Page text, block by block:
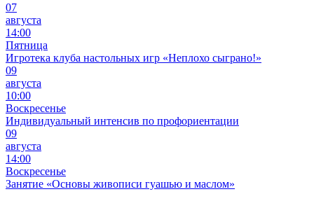
07
августа
14:00
Пятница
Игротека клуба настольных игр «Неплохо сыграно!»
09
августа
10:00
Воскресенье
Индивидуальный интенсив по профориентации
09
августа
14:00
Воскресенье
Занятие «Основы живописи гуашью и маслом»